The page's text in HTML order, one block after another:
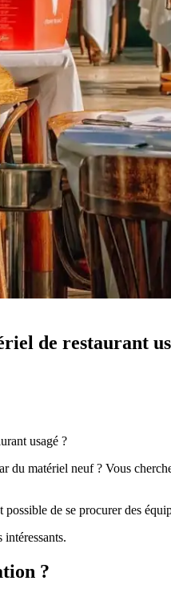
de restaurant
usagé ?
du matériel neuf ? Vous
de se procurer des
?